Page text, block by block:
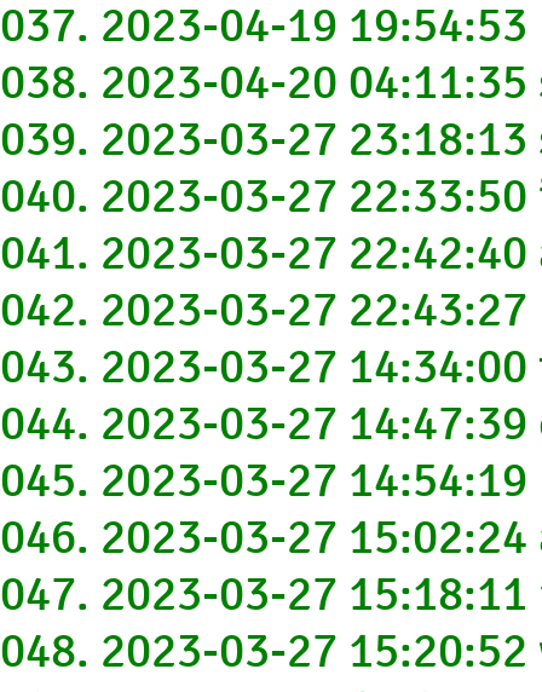
037. 2023-04-19
038. 2023-04-20
039. 2023-03-27
040. 2023-03-27
041. 2023-03-27
042. 2023-03-27
043. 2023-03-27
044. 2023-03-27
045. 2023-03-27
046. 2023-03-27
047. 2023-03-27
048. 2023-03-27